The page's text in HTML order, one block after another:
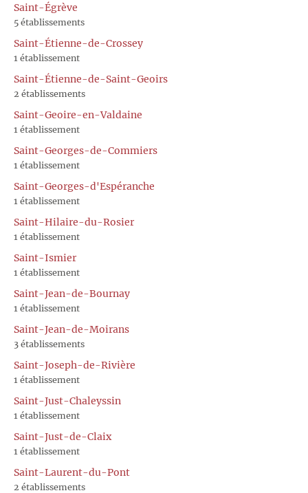
Saint-Égrève
5 établissements
Saint-Étienne-de-Crossey
1 établissement
Saint-Étienne-de-Saint-Geoirs
2 établissements
Saint-Geoire-en-Valdaine
1 établissement
Saint-Georges-de-Commiers
1 établissement
Saint-Georges-d'Espéranche
1 établissement
Saint-Hilaire-du-Rosier
1 établissement
Saint-Ismier
1 établissement
Saint-Jean-de-Bournay
1 établissement
Saint-Jean-de-Moirans
3 établissements
Saint-Joseph-de-Rivière
1 établissement
Saint-Just-Chaleyssin
1 établissement
Saint-Just-de-Claix
1 établissement
Saint-Laurent-du-Pont
2 établissements